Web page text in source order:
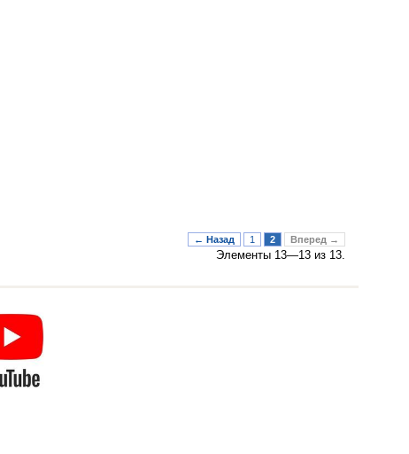
← Назад 1 2 Вперед →
Элементы 13—13 из 13.